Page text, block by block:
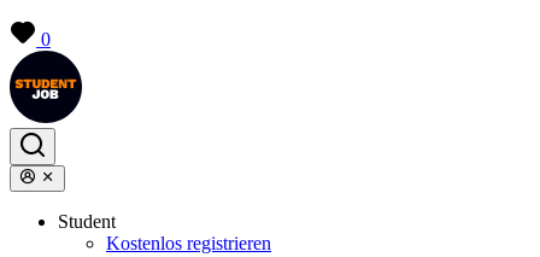
0
Student
Kostenlos registrieren